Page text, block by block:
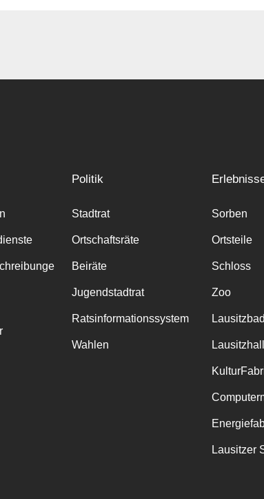
Politik
Stadtrat
Ortschaftsräte
Beiräte
Jugendstadtrat
Ratsinformationssystem
Wahlen
Sorben
Ortsteile
Schloss
Zoo
Lausitzbad
Lausitzer